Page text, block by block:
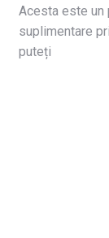
Acesta este un
suplimentare
puteți